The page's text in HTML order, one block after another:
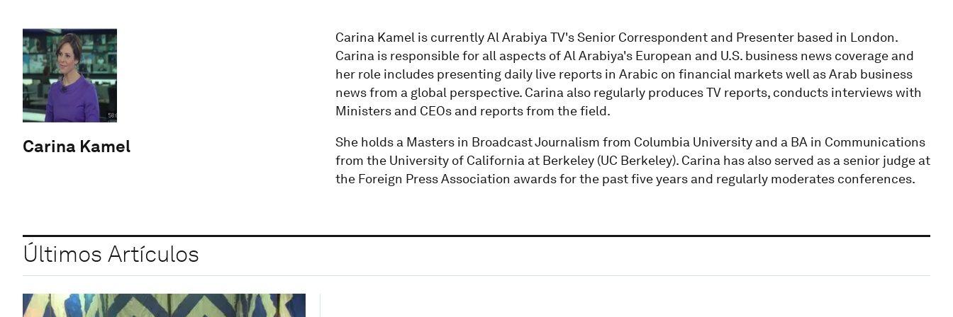
Carina Kamel
Carina Kamel is currently Al Arabiya TV's Senior Correspondent and Presenter based in London.
Carina is responsible for all aspects of Al Arabiya's European and U.S. business news coverage and
her role includes presenting daily live reports in Arabic on financial markets well as Arab business
news from a global perspective. Carina also regularly produces TV reports, conducts interviews with
Ministers and CEOs and reports from the field.
She holds a Masters in Broadcast Journalism from Columbia University and a BA in Communications
from the University of California at Berkeley (UC Berkeley). Carina has also served as a senior judge at
the Foreign Press Association awards for the past five years and regularly moderates conferences.
Últimos Artículos